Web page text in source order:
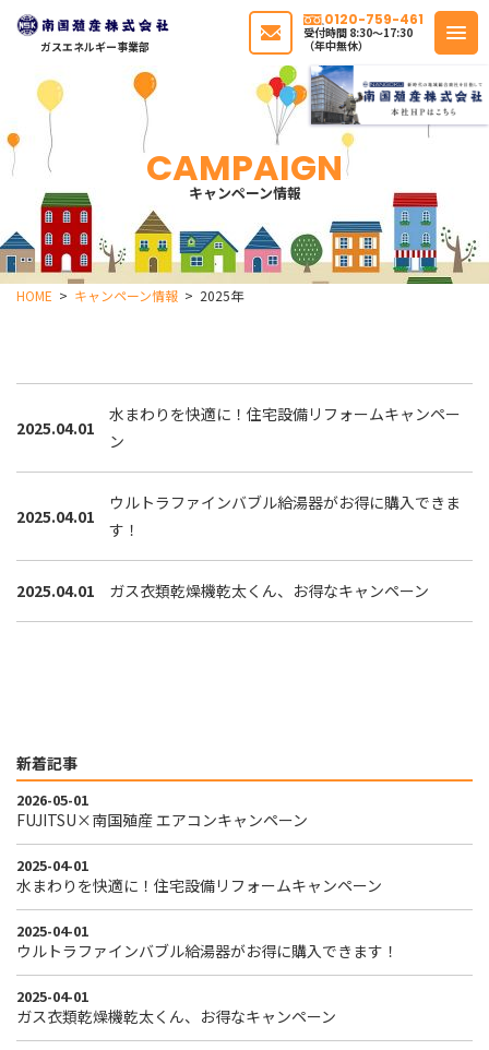
ガスエネルギー事業部
0120-759-461
受付時間 8:30〜17:30
（年中無休）
CAMPAIGN
キャンペーン情報
HOME キャンペーン情報 2025年
2025.04.01
水まわりを快適に！住宅設備リフォームキャンペー
ン
2025.04.01
ウルトラファインバブル給湯器がお得に購入できま
す！
2025.04.01 ガス衣類乾燥機乾太くん、お得なキャンペーン
新着記事
2026-05-01
FUJITSU×南国殖産 エアコンキャンペーン
2025-04-01
水まわりを快適に！住宅設備リフォームキャンペーン
2025-04-01
ウルトラファインバブル給湯器がお得に購入できます！
2025-04-01
ガス衣類乾燥機乾太くん、お得なキャンペーン